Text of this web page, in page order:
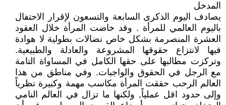
المدخل
يصادف اليوم الذكرى السابعة والتسعون لإقرار الاحتفال
باليوم العالمي للمرأة . وقد خاضت المرأة خلال العقود
العشرة المنصرمة بشكل خاص نضالات بطولية لا هوادة
فيها لانتزاع حقوقها المشروعة والعادلة والطبيعية.
وتركزت مطالبها على حقها الكامل في المساواة التامة
مع الرجل في الحقوق والواجبات. وفي مناطق من هذا
العالم الرحب حققت المرأة مكاسب مهمة وكبيرة نظرياً
وإلى حدود اقل عملياً, ولكنها ما تزال في العالم النامي